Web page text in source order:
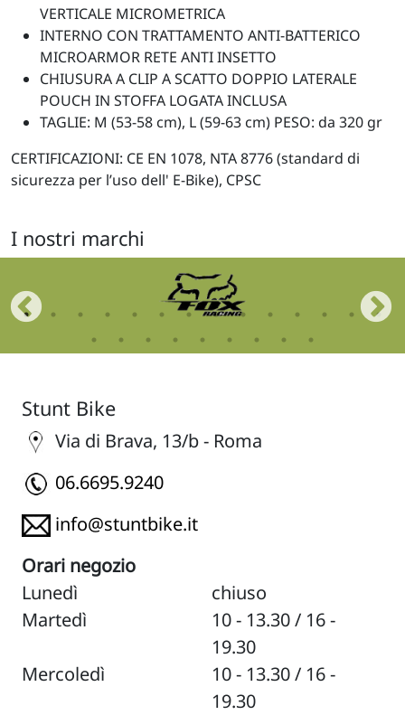
VERTICALE MICROMETRICA
INTERNO CON TRATTAMENTO ANTI-BATTERICO
MICROARMOR RETE ANTI INSETTO
CHIUSURA A CLIP A SCATTO DOPPIO LATERALE
POUCH IN STOFFA LOGATA INCLUSA
TAGLIE: M (53-58 cm), L (59-63 cm) PESO: da 320 gr
CERTIFICAZIONI: CE EN 1078, NTA 8776 (standard di
sicurezza per l’uso dell' E-Bike), CPSC
I nostri marchi
Stunt Bike
Via di Brava, 13/b - Roma
06.6695.9240
info@stuntbike.it
Orari negozio
Lunedì
chiuso
Martedì
10 - 13.30 / 16 -
19.30
Mercoledì
10 - 13.30 / 16 -
19.30